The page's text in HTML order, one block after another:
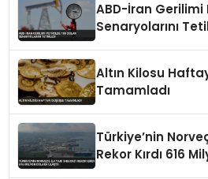
ABD-İran Gerilimi
Senaryolarını
Altın Kilosu
Tamamladı
Türkiye’nin
Rekor Kırdı 616